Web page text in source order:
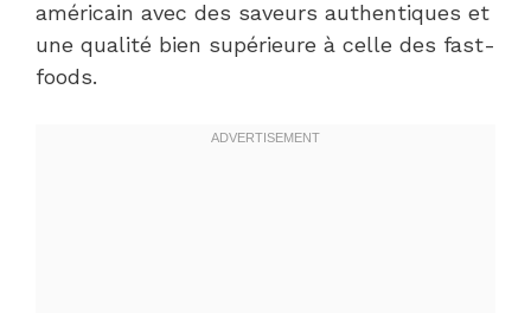
américain avec des saveurs authentiques et
une qualité bien supérieure à celle des fast-
foods.